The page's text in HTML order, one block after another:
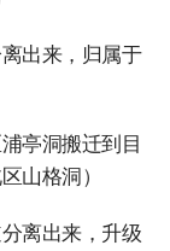
出来，归属于
亭洞搬迁到目
山格洞）
离出来，升级